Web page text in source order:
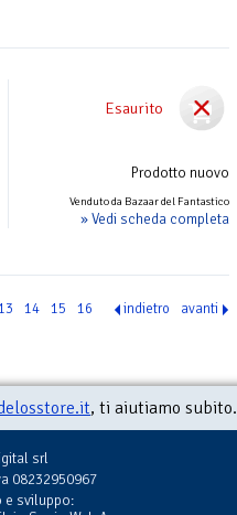
Esaurito
Prodotto nuovo
Venduto da Bazaar del Fantastico
» Vedi scheda completa
14 15 16 indietro avanti
, ti aiutiamo subito.
srl
08232950967
e sviluppo: